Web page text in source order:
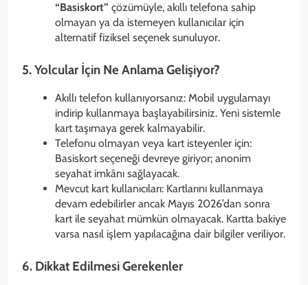
“Basiskort” çözümüyle, akıllı telefona sahip
olmayan ya da istemeyen kullanıcılar için
alternatif fiziksel seçenek sunuluyor.
5. Yolcular İçin Ne Anlama Gelişiyor?
Akıllı telefon kullanıyorsanız: Mobil uygulamayı
indirip kullanmaya başlayabilirsiniz. Yeni sistemle
kart taşımaya gerek kalmayabilir.
Telefonu olmayan veya kart isteyenler için:
Basiskort seçeneği devreye giriyor; anonim
seyahat imkânı sağlayacak.
Mevcut kart kullanıcıları: Kartlarını kullanmaya
devam edebilirler ancak Mayıs 2026’dan sonra
kart ile seyahat mümkün olmayacak. Kartta bakiye
varsa nasıl işlem yapılacağına dair bilgiler veriliyor.
6. Dikkat Edilmesi Gerekenler